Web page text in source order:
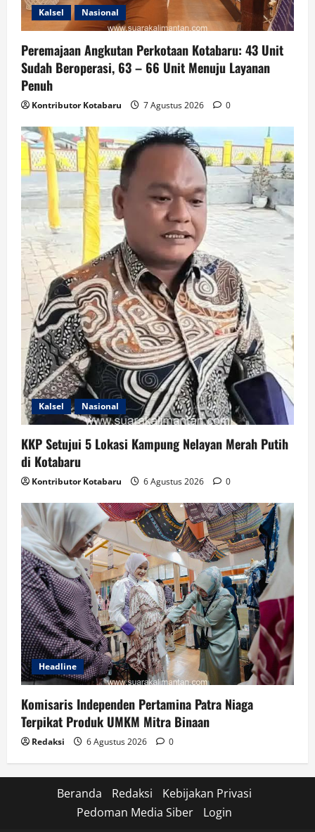
Kalsel Nasional
Peremajaan Angkutan Perkotaan Kotabaru: 43 Unit
Sudah Beroperasi, 63 – 66 Unit Menuju Layanan
Penuh
Kontributor Kotabaru 7 Agustus 2026 0
Kalsel Nasional
KKP Setujui 5 Lokasi Kampung Nelayan Merah Putih
di Kotabaru
Kontributor Kotabaru 6 Agustus 2026 0
Headline
Komisaris Independen Pertamina Patra Niaga
Terpikat Produk UMKM Mitra Binaan
Redaksi 6 Agustus 2026 0
Beranda Redaksi
Kebijakan Privasi
Pedoman Media Siber
Login